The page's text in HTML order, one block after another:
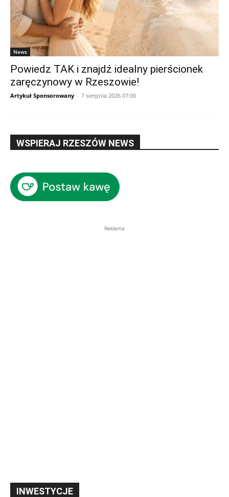
News
Powiedz TAK i znajdź idealny pierścionek
zaręczynowy w Rzeszowie!
Artykuł Sponsorowany - 7 sierpnia 2026 07:00
WSPIERAJ RZESZÓW NEWS
Reklama
INWESTYCJE